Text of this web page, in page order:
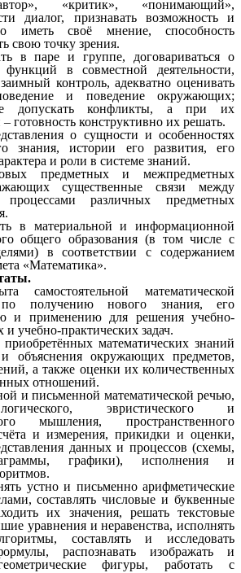
«критик», «понимающий»,
диалог, признавать возможность и
иметь своё мнение, способность
свою точку зрения.
в паре и группе, договариваться о
функций в совместной деятельности,
контроль, адекватно оценивать
и поведение окружающих;
допускать конфликты, а при их
готовность конструктивно их решать.
о сущности и особенностях
знания, истории его развития, его
и роли в системе знаний.
предметных и межпредметных
существенные связи между
различных предметных
в материальной и информационной
общего образования (в том числе с
в соответствии с содержанием
«Математика».
самостоятельной математической
по получению нового знания, его
и применению для решения учебно-
и учебно-практических задач.
приобретённых математических знаний
объяснения окружающих предметов,
а также оценки их количественных
отношений.
и письменной математической речью,
эвристического и
мышления, пространственного
и измерения, прикидки и оценки,
данных и процессов (схемы,
графики), исполнения и
устно и письменно арифметические
составлять числовые и буквенные
их значения, решать текстовые
уравнения и неравенства, исполнять
составлять и исследовать
распознавать изображать и
фигуры, работать с